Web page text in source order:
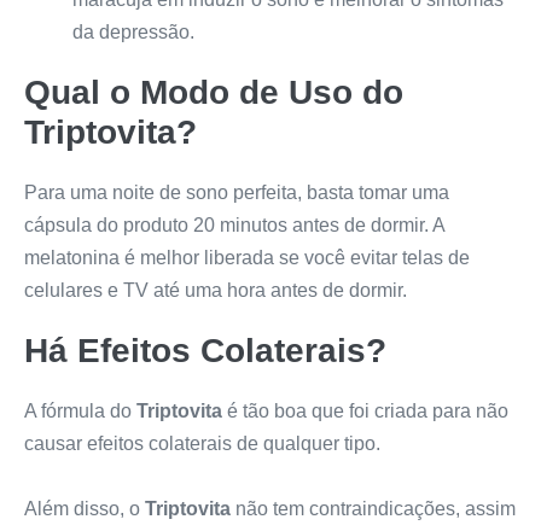
da depressão.
Qual o Modo de Uso do
Triptovita?
Para uma noite de sono perfeita, basta tomar uma
cápsula do produto 20 minutos antes de dormir. A
melatonina é melhor liberada se você evitar telas de
celulares e TV até uma hora antes de dormir.
Há Efeitos Colaterais?
A fórmula do Triptovita é tão boa que foi criada para não
causar efeitos colaterais de qualquer tipo.
Além disso, o Triptovita não tem contraindicações, assim